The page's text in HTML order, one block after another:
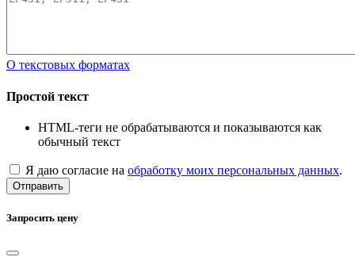
О текстовых форматах
Простой текст
HTML-теги не обрабатываются и показываются как
обычный текст
Я даю согласие на обработку моих персональных данных.
Отправить
Запросить цену